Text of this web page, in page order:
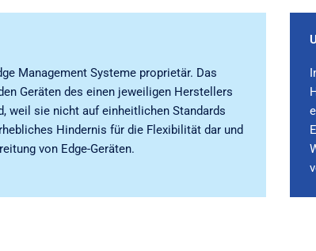
Management Systeme proprietär. Das
Geräten des einen jeweiligen Herstellers
weil sie nicht auf einheitlichen Standards
Hindernis für die Flexibilität dar und
von Edge-Geräten.